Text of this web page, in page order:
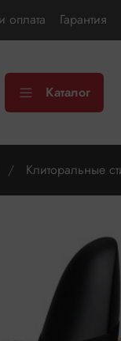
оплата Гарантия
Каталог
Клиторальные